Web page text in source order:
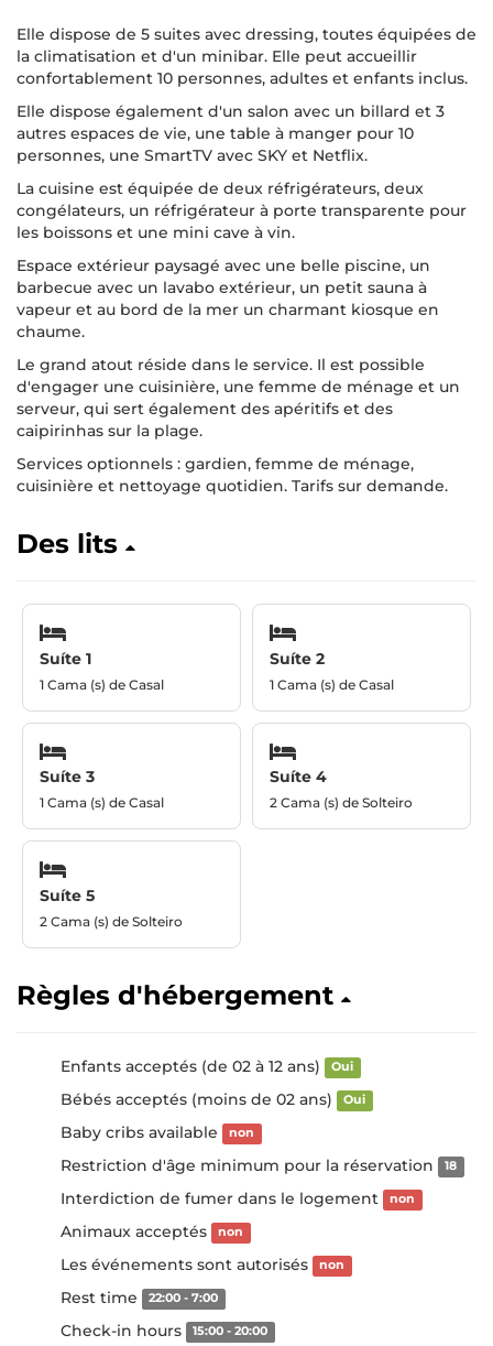
Elle dispose de 5 suites avec dressing, toutes équipées de
la climatisation et d'un minibar. Elle peut accueillir
confortablement 10 personnes, adultes et enfants inclus.
Elle dispose également d'un salon avec un billard et 3
autres espaces de vie, une table à manger pour 10
personnes, une SmartTV avec SKY et Netflix.
La cuisine est équipée de deux réfrigérateurs, deux
congélateurs, un réfrigérateur à porte transparente pour
les boissons et une mini cave à vin.
Espace extérieur paysagé avec une belle piscine, un
barbecue avec un lavabo extérieur, un petit sauna à
vapeur et au bord de la mer un charmant kiosque en
chaume.
Le grand atout réside dans le service. Il est possible
d'engager une cuisinière, une femme de ménage et un
serveur, qui sert également des apéritifs et des
caipirinhas sur la plage.
Services optionnels : gardien, femme de ménage,
cuisinière et nettoyage quotidien. Tarifs sur demande.
Des lits
Suíte 1
1 Cama (s) de Casal
Suíte 2
1 Cama (s) de Casal
Suíte 3
1 Cama (s) de Casal
Suíte 4
2 Cama (s) de Solteiro
Suíte 5
2 Cama (s) de Solteiro
Règles d'hébergement
Enfants acceptés (de 02 à 12 ans) Oui
Bébés acceptés (moins de 02 ans) Oui
Baby cribs available non
Restriction d'âge minimum pour la réservation 18
Interdiction de fumer dans le logement non
Animaux acceptés non
Les événements sont autorisés non
Rest time 22:00 - 7:00
Check-in hours 15:00 - 20:00